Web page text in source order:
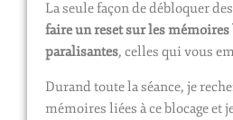
La seule façon de débloquer
faire un reset sur les mémoires
paralisantes, celles qui vous
Durand toute la séance, je
mémoires liées à ce blocage et